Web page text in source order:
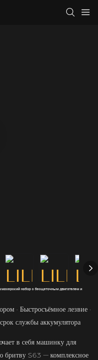
набор с бесщеточным двигателем и
· Быстросъёмное лезвие ·
службы аккумулятора
в себя машинку для
бритву S63 — комплексное